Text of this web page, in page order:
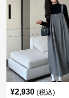
¥2,930 (税込)